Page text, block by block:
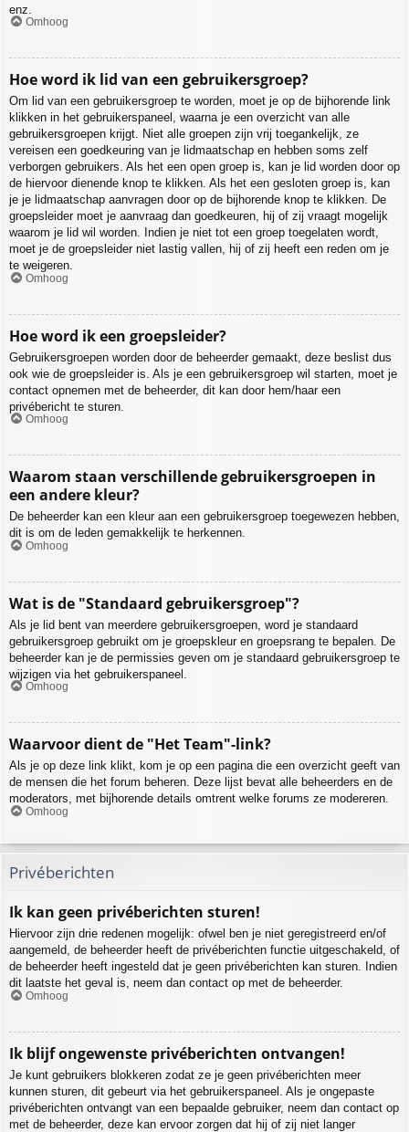
enz.
Omhoog
Hoe word ik lid van een gebruikersgroep?
Om lid van een gebruikersgroep te worden, moet je op de bijhorende link
klikken in het gebruikerspaneel, waarna je een overzicht van alle
gebruikersgroepen krijgt. Niet alle groepen zijn vrij toegankelijk, ze
vereisen een goedkeuring van je lidmaatschap en hebben soms zelf
verborgen gebruikers. Als het een open groep is, kan je lid worden door op
de hiervoor dienende knop te klikken. Als het een gesloten groep is, kan
je je lidmaatschap aanvragen door op de bijhorende knop te klikken. De
groepsleider moet je aanvraag dan goedkeuren, hij of zij vraagt mogelijk
waarom je lid wil worden. Indien je niet tot een groep toegelaten wordt,
moet je de groepsleider niet lastig vallen, hij of zij heeft een reden om je
te weigeren.
Omhoog
Hoe word ik een groepsleider?
Gebruikersgroepen worden door de beheerder gemaakt, deze beslist dus
ook wie de groepsleider is. Als je een gebruikersgroep wil starten, moet je
contact opnemen met de beheerder, dit kan door hem/haar een
privébericht te sturen.
Omhoog
Waarom staan verschillende gebruikersgroepen in
een andere kleur?
De beheerder kan een kleur aan een gebruikersgroep toegewezen hebben,
dit is om de leden gemakkelijk te herkennen.
Omhoog
Wat is de "Standaard gebruikersgroep"?
Als je lid bent van meerdere gebruikersgroepen, word je standaard
gebruikersgroep gebruikt om je groepskleur en groepsrang te bepalen. De
beheerder kan je de permissies geven om je standaard gebruikersgroep te
wijzigen via het gebruikerspaneel.
Omhoog
Waarvoor dient de "Het Team"-link?
Als je op deze link klikt, kom je op een pagina die een overzicht geeft van
de mensen die het forum beheren. Deze lijst bevat alle beheerders en de
moderators, met bijhorende details omtrent welke forums ze modereren.
Omhoog
Privéberichten
Ik kan geen privéberichten sturen!
Hiervoor zijn drie redenen mogelijk: ofwel ben je niet geregistreerd en/of
aangemeld, de beheerder heeft de privéberichten functie uitgeschakeld, of
de beheerder heeft ingesteld dat je geen privéberichten kan sturen. Indien
dit laatste het geval is, neem dan contact op met de beheerder.
Omhoog
Ik blijf ongewenste privéberichten ontvangen!
Je kunt gebruikers blokkeren zodat ze je geen privéberichten meer
kunnen sturen, dit gebeurt via het gebruikerspaneel. Als je ongepaste
privéberichten ontvangt van een bepaalde gebruiker, neem dan contact op
met de beheerder, deze kan ervoor zorgen dat hij of zij niet langer